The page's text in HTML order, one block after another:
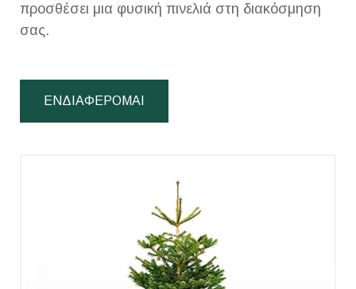
προσθέσει μια φυσική πινελιά στη διακόσμηση
σας.
ΕΝΔΙΑΦΕΡΟΜΑΙ